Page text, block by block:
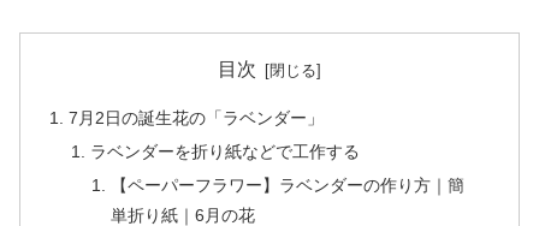
目次
7月2日の誕生花の「ラベンダー」
ラベンダーを折り紙などで工作する
【ペーパーフラワー】ラベンダーの作り方｜簡
単折り紙｜6月の花